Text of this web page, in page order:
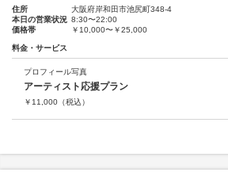
住所
大阪府岸和田市池尻町348-4
本日の営業状況 8:30〜22:00
価格帯
￥10,000〜￥25,000
料金・サービス
プロフィール写真
アーティスト応援プラン
￥ 11,000 （税込）